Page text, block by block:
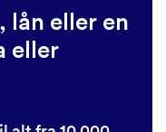
lån eller en
eller